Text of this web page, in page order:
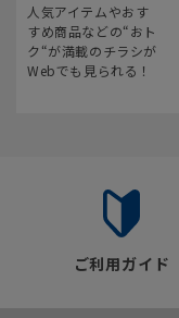
人気アイテムやおす
すめ商品などの“おト
ク“が満載のチラシが
Webでも見られる！
ご利用ガイド